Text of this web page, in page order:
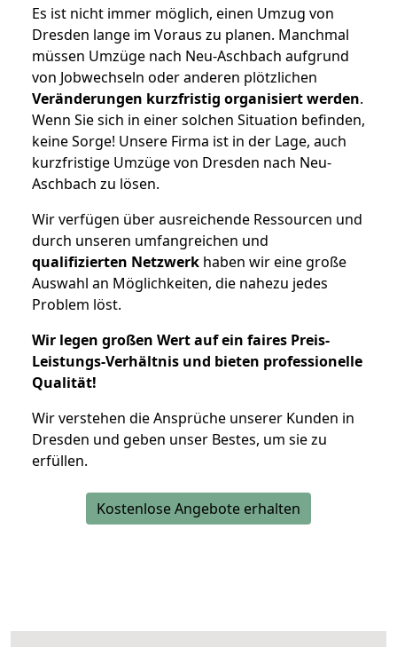
Es ist nicht immer möglich, einen Umzug von
Dresden lange im Voraus zu planen. Manchmal
müssen Umzüge nach Neu-Aschbach aufgrund
von Jobwechseln oder anderen plötzlichen
Veränderungen kurzfristig organisiert werden.
Wenn Sie sich in einer solchen Situation befinden,
keine Sorge! Unsere Firma ist in der Lage, auch
kurzfristige Umzüge von Dresden nach Neu-
Aschbach zu lösen.
Wir verfügen über ausreichende Ressourcen und
durch unseren umfangreichen und
qualifizierten Netzwerk haben wir eine große
Auswahl an Möglichkeiten, die nahezu jedes
Problem löst.
Wir legen großen Wert auf ein faires Preis-
Leistungs-Verhältnis und bieten professionelle
Qualität!
Wir verstehen die Ansprüche unserer Kunden in
Dresden und geben unser Bestes, um sie zu
erfüllen.
Kostenlose Angebote erhalten